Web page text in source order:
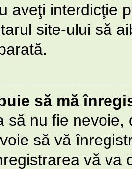
aveţi interdicţie
site-ului să
să mă
să nu fie
să vă
vă va